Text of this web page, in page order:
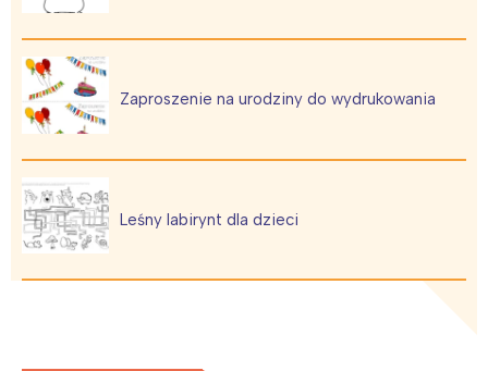
Zaproszenie na urodziny do wydrukowania
Leśny labirynt dla dzieci